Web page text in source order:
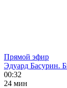
Прямой эфир
Эдуард Басурин.
00:32
24 мин